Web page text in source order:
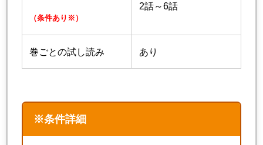
（条件あり※）
2話～6話
巻ごとの試し読み あり
※条件詳細